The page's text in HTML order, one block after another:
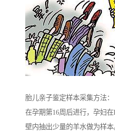
胎儿亲子鉴定样本采集方法
在孕期第16周后进行，孕妇
壁内抽出少量的羊水做为样